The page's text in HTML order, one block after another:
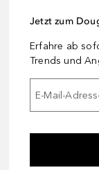
Jetzt zum
Erfahre ab
Trends und
E-Mail-